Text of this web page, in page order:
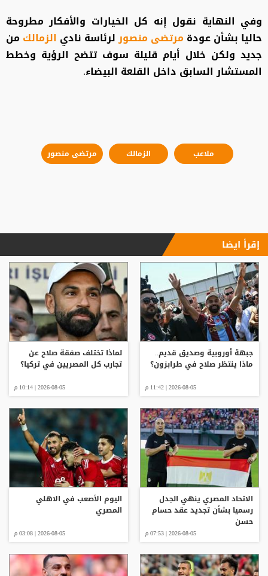
وفي النهاية نقول إنه كل الخيارات والأفكار مطروحة
حاليا بشأن عودةمرتضى منصورلرئاسة نادي الزمالكمن
جديد ولكن خلال أيام قليلة سوف تتضح الرؤية وخطط
المستشار السابق داخل القلعة البيضاء.
ملاعب الزمالك مرتضى منصور
إقرأ ايضا
جبهة أوروبية وصديق قديم..
ماذا ينتظر صلاح في طرابزون؟
2026-08-05 | 11:42 م
لماذا تختلف صفقة صلاح عن
تجارب كل المصريين في تركيا؟
2026-08-05 | 10:14 م
الاتحاد المصري ينهي الجدل
رسميا بشأن تجديد عقد حسام
حسن
2026-08-05 | 07:53 م
اليوم الأصعب في الاهلي
المصري
2026-08-05 | 03:08 م